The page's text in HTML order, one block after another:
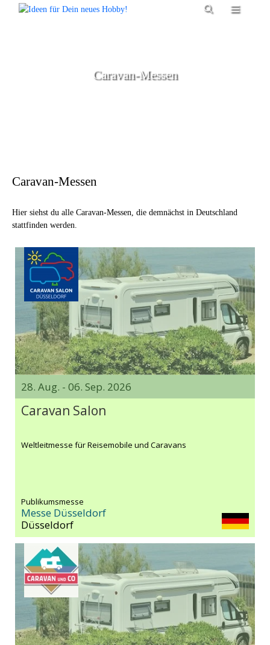
Menü
Caravan-Messen
Caravan-Messen
Hier siehst du alle Caravan-Messen, die demnächst in Deutschland
stattfinden werden.
28. Aug. - 06. Sep. 2026
Caravan Salon
Weltleitmesse für Reisemobile und Caravans
Publikumsmesse
Messe Düsseldorf
Düsseldorf